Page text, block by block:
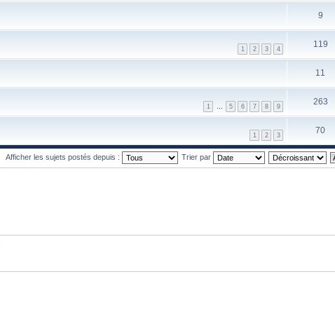
9
1 2 3 4 119
11
1 … 5 6 7 8 9 263
1 2 3 70
Afficher les sujets postés depuis : Trier par